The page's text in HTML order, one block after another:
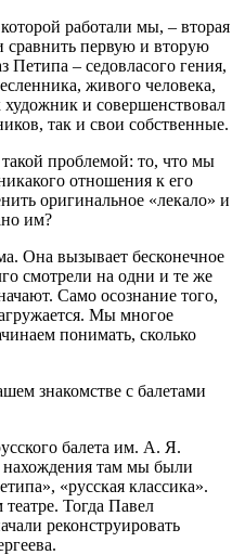
работали мы, – вторая
сравнить первую и вторую
Петипа – седовласого гения,
живого человека,
и совершенствовал
так и свои собственные.
проблемой: то, что мы
отношения к его
оригинальное «лекало» и
им?
Она вызывает бесконечное
смотрели на одни и те же
Само осознание того,
Мы многое
понимать, сколько
знакомстве с балетами
балета им. А. Я.
там мы были
«русская классика».
Тогда Павел
реконструировать